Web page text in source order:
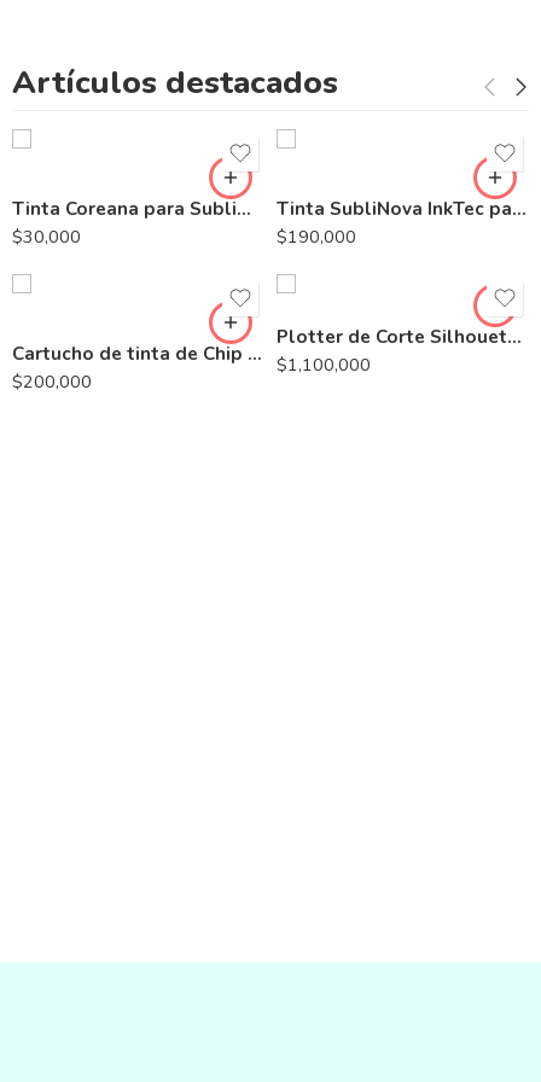
Venta de Maquinaria, insumos y repuestos para la
Artículos destacados
Tinta Coreana para Sublimacion Carga x 110ml para Impresora Epson
$30,000
Cartucho de tinta de Chip Reseteable Epson StylusPro 7800-9800
$200,000
Tinta SubliNova InkTec para Sublimacion para Plotter Epson
$190,000
Plotter de Corte Silhouette Portrait 3
$1,100,000